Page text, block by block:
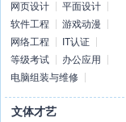
网页设计
平面设计
软件工程
游戏动漫
网络工程
IT认证
等级考试
办公应用
电脑组装与维修
文体才艺